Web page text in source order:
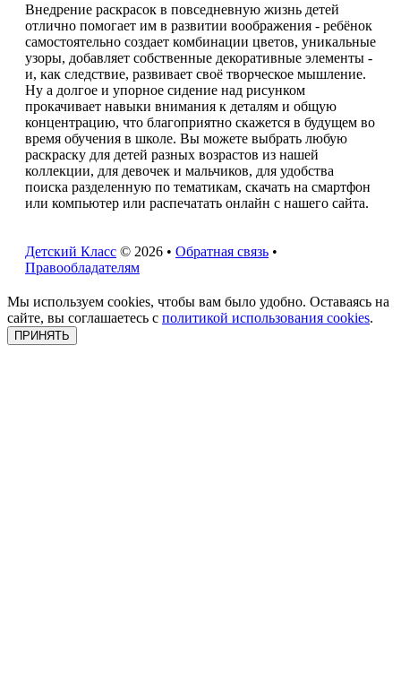
Внедрение раскрасок в повседневную жизнь детей
отлично помогает им в развитии воображения - ребёнок
самостоятельно создает комбинации цветов, уникальные
узоры, добавляет собственные декоративные элементы -
и, как следствие, развивает своё творческое мышление.
Ну а долгое и упорное сидение над рисунком
прокачивает навыки внимания к деталям и общую
концентрацию, что благоприятно скажется в будущем во
время обучения в школе. Вы можете выбрать любую
раскраску для детей разных возрастов из нашей
коллекции, для девочек и мальчиков, для удобства
поиска разделенную по тематикам, скачать на смартфон
или компьютер или распечатать онлайн с нашего сайта.
Детский Класс © 2026 • Обратная связь •
Правообладателям
Мы используем cookies, чтобы вам было удобно. Оставаясь на
сайте, вы соглашаетесь с политикой использования cookies.
ПРИНЯТЬ